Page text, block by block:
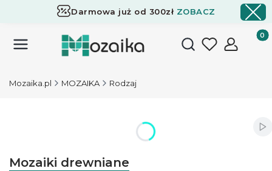
Darmowa już od 300zł ZOBACZ
Dostawa już od 300zł
Otwórz
Mozaika.pl MOZAIKA Rodzaj
Mozaiki drewniane